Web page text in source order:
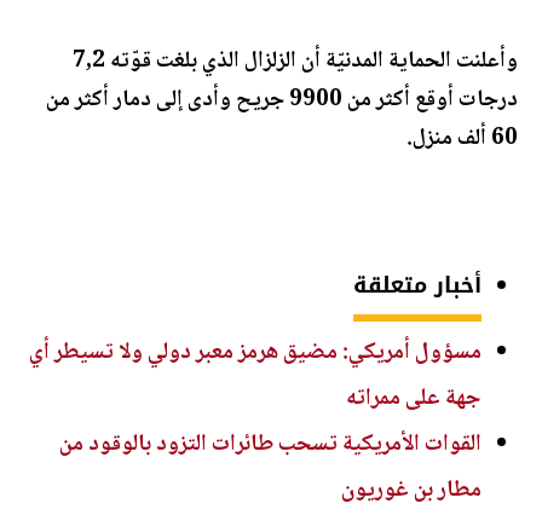
وأعلنت الحماية المدنيّة أن الزلزال الذي بلغت قوّته 7,2
درجات أوقع أكثر من 9900 جريح وأدى إلى دمار أكثر من
60 ألف منزل.
أخبار متعلقة
مسؤول أمريكي: مضيق هرمز معبر دولي ولا تسيطر أي
جهة على ممراته
القوات الأمريكية تسحب طائرات التزود بالوقود من
مطار بن غوريون